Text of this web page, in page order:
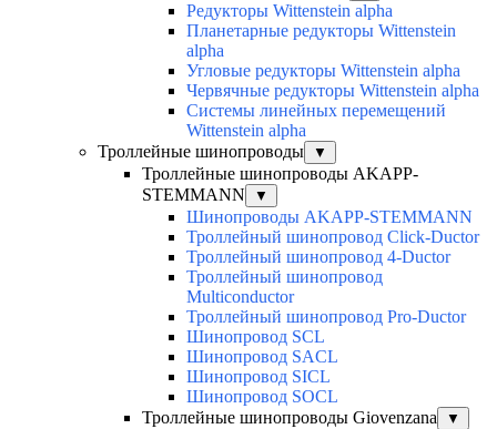
Редукторы Wittenstein alpha
Планетарные редукторы Wittenstein
alpha
Угловые редукторы Wittenstein alpha
Червячные редукторы Wittenstein alpha
Системы линейных перемещений
Wittenstein alpha
Троллейные шинопроводы
▼
Троллейные шинопроводы AKAPP-
STEMMANN
▼
Шинопроводы AKAPP-STEMMANN
Троллейный шинопровод Click-Ductor
Троллейный шинопровод 4-Ductor
Троллейный шинопровод
Multiconductor
Троллейный шинопровод Pro-Ductor
Шинопровод SCL
Шинопровод SACL
Шинопровод SICL
Шинопровод SOCL
Троллейные шинопроводы Giovenzana
▼